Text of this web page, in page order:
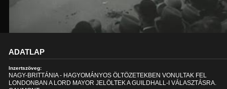
ADATLAP
Inzertszöveg:
NAGY-BRITTÁNIA - HAGYOMÁNYOS ÖLTÖZETEKBEN VONULTAK FEL
LONDONBAN A LORD MAYOR JELÖLTEK A GUILDHALL-I VÁLASZTÁSRA.